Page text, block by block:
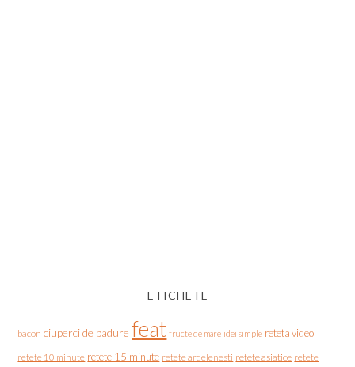
ETICHETE
bacon ciuperci de padure feat fructe de mare idei simple reteta video
retete 10 minute retete 15 minute retete ardelenesti retete asiatice retete